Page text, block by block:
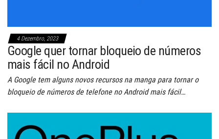
4 Dezembro, 2023
Google quer tornar bloqueio de números
mais fácil no Android
A Google tem alguns novos recursos na manga para tornar o
bloqueio de números de telefone no Android mais fácil…